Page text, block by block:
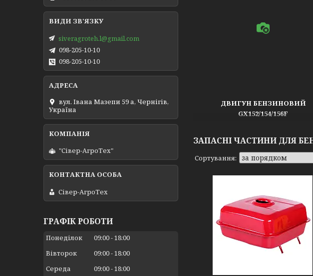
ДВИГУН БЕНЗИНОВИЙ
GX152/154/156F
ЗАПАСНІ ЧАСТИНИ ДЛЯ
601598 607296 18806
siveragroteh.l@gmail.com
098-205-10-10
098-205-10-10
вул. Івана Мазепи 59 а, Чернігів,
Україна
"Сівер-АгроТех"
Сівер-АгроТех
ГРАФІК РОБОТИ
Понеділок 09:00 18:00
Вівторок
09:00 18:00
Середа
09:00 18:00